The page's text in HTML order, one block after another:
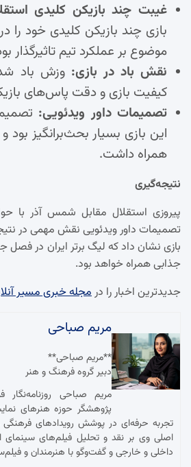
غیبت چند بازیکن کلیدی
بازی چند بازیکن کلیدی خود را
موضوع بر عملکرد تیم تاثیرگذار
نقش باد در بازی: وزش باد
کیفیت بازی و دقت پاس‌های
تصمیمات داور ویدئویی:
این بازی بسیار بحث‌برانگیز بود
همراه داشت.
نتیجه‌گیری
پیروزی استقلال مقابل شمس آذر با
تصمیمات داور ویدئویی نقش مهمی در
بازی نشان داد که لیگ برتر ایران در فصل
جذابی همراه خواهد بود.
جدیدترین اخبار را درمجله خبری مسیر
مریم صباحی
**مریم صباحی**
دبیر گروه فرهنگ و هنر
مریم صباحی
پژوهشگر حوزه هنرهای
تجربه حرفه‌ای در پوشش رویدادهای
اصلی وی بر نقد و تحلیل فیلم‌های سینمای
داخلی و خارجی و گفت‌وگو با هنرمندان و